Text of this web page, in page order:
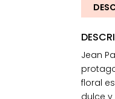
Jean
floral
dulce